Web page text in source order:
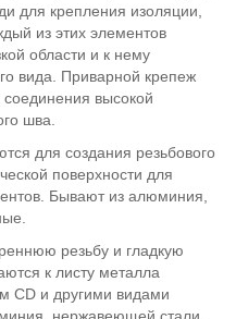
для крепления изоляции,
из этих элементов
области и к нему
вида. Приварной крепеж
соединения высокой
шва.
для создания резьбового
поверхности для
Бывают из алюминия,
резьбу и гладкую
к листу металла
CD и другими видами
нержавеющей стали,